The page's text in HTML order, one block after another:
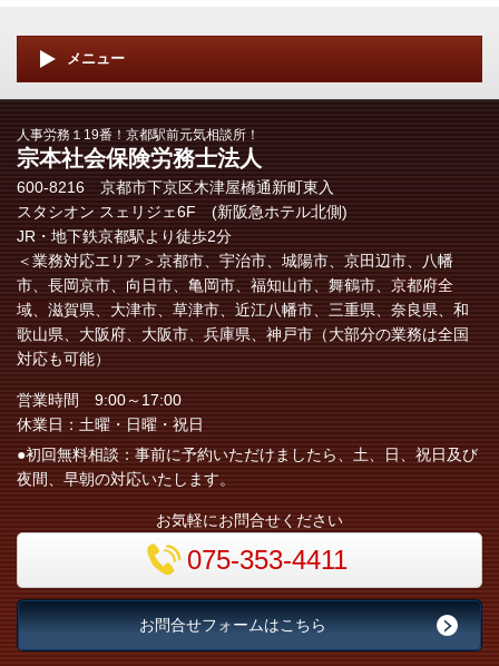
メニュー
人事労務１19番！京都駅前元気相談所！
宗本社会保険労務士法人
600-8216 京都市下京区木津屋橋通新町東入
スタシオン スェリジェ6F (新阪急ホテル北側)
JR・地下鉄京都駅より徒歩2分
＜業務対応エリア＞京都市、宇治市、城陽市、京田辺市、八幡
市、長岡京市、向日市、亀岡市、福知山市、舞鶴市、 京都府全
域、 滋賀県、大津市、草津市、近江八幡市、三重県、奈良県、和
歌山県、大阪府、大阪市、兵庫県、神戸市（大部分の業務は全国
対応も可能）
営業時間 9:00～17:00
休業日：土曜・日曜・祝日
●初回無料相談：事前に予約いただけましたら、土、日、祝日及び
夜間、早朝の対応いたします。
お気軽にお問合せください
075-353-4411
お問合せフォームはこちら